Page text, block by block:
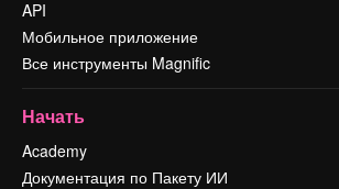
API
Мобильное приложение
Все инструменты Magnific
Начать
Academy
Документация по Пакету ИИ